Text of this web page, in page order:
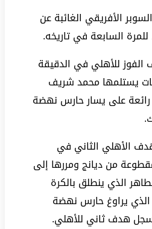
الأفريقي الغائبة عن
للأهلي في الدقيقة
يستلمها محمد شريف
على يسار حارس نهضة
الأهلي الثاني في
كرة مقطوعة من ديانج ومررها إلى
الذي ينطلق بالكرة
يراوغ حارس نهضة
هدف ثاني للأهلي.